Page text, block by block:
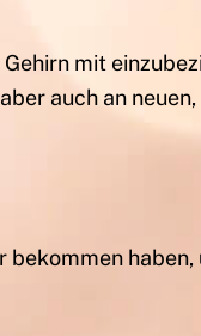
mit
auch an
haben,